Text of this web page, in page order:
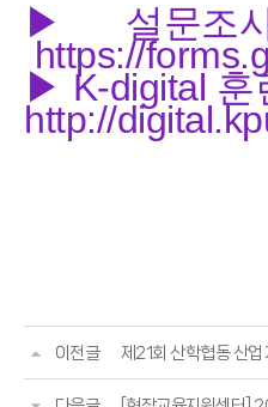
▶ 설문조
https://
▶ K-digital
http://
이전글 제21회 산학협동 산업